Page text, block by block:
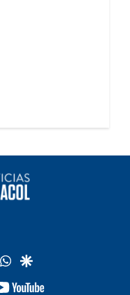
whatsapp
google
youtube-